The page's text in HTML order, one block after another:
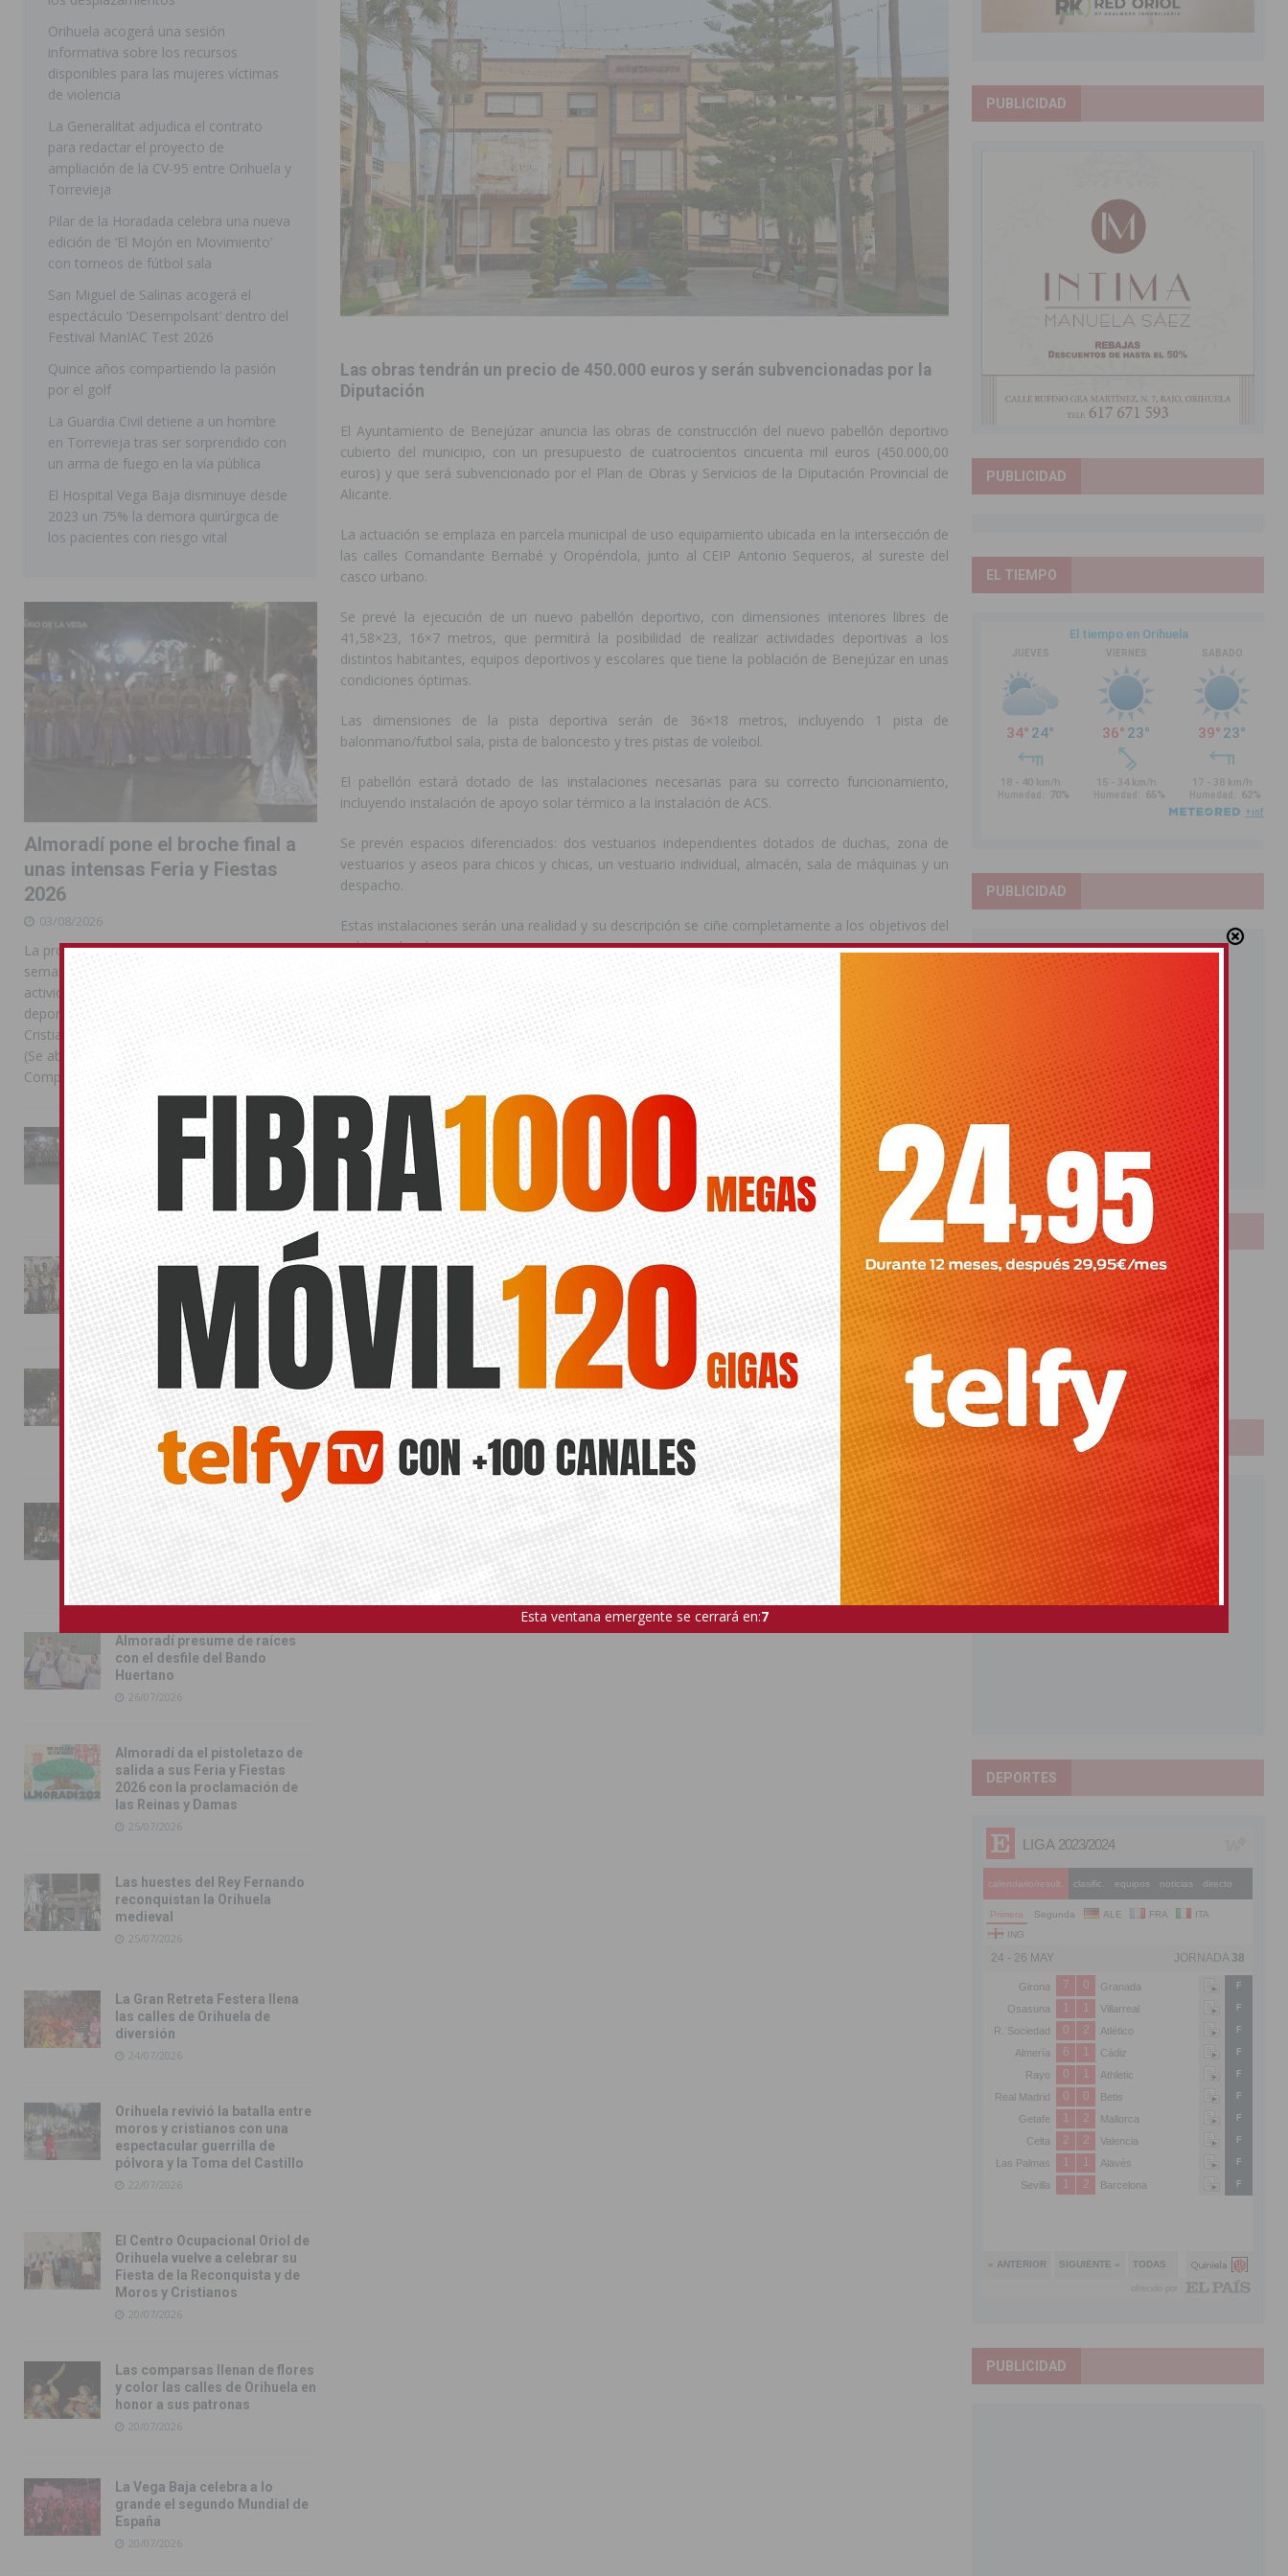
ROJALES
[ 05/08/2026 ] Bigastro celebra hoy el tercer día de vaquillas dentro de sus Fiestas Patronales en honor a San Joaquín 2026
[ 05/08/2026 ] El pulso urbano de JC Reyes desembarca en Torrevieja de la mano de La Trend Festival
TORREVIEJA
[ 04/08/2026 ] Incendio de matorrales en Albatera moviliza medios terrestres y aéreos
COMARCA
Los Montesinos clausura con éxito el curso de Monitor de Comedor Escolar, Aula Matinal y Ruta Escolar del
Programa Integra
MONTESINOS
[ 05/08/2026 ]
Orihuela ultima diferentes soluciones para garantizar la seguridad y la continuidad educativa del alumnado del
[ 05/08/2026 ] Torrevieja presenta su programación de finales de 2026 tras superar los 78.000 espectadores
TORREVIEJA
los desplazamientos
[ 05/08/2026 ]
Orihuela acogerá una sesión informativa sobre los recursos disponibles para las mujeres víctimas de violencia
ORIHUELA
Las obras tendrán un precio de 450.000 euros y serán subvencionadas por la
Diputación
El Ayuntamiento de Benejúzar anuncia las obras de construcción del nuevo pabellón deportivo
cubierto del municipio, con un presupuesto de cuatrocientos cincuenta mil euros (450.000,00
euros) y que será subvencionado por el Plan de Obras y Servicios de la Diputación Provincial de
Alicante.
La actuación se emplaza en parcela municipal de uso equipamiento ubicada en la intersección de
las calles Comandante Bernabé y Oropéndola, junto al CEIP Antonio Sequeros, al sureste del
casco urbano.
Se prevé la ejecución de un nuevo pabellón deportivo, con dimensiones interiores libres de
41,58×23, 16×7 metros, que permitirá la posibilidad de realizar actividades deportivas a los
distintos habitantes, equipos deportivos y escolares que tiene la población de Benejúzar en unas
condiciones óptimas.
Las dimensiones de la pista deportiva serán de 36×18 metros, incluyendo 1 pista de
balonmano/futbol sala, pista de baloncesto y tres pistas de voleibol.
El pabellón estará dotado de las instalaciones necesarias para su correcto funcionamiento,
incluyendo instalación de apoyo solar térmico a la instalación de ACS.
Se prevén espacios diferenciados: dos vestuarios independientes dotados de duchas, zona de
vestuarios y aseos para chicos y chicas, un vestuario individual, almacén, sala de máquinas y un
despacho.
Estas instalaciones serán una realidad y su descripción se ciñe completamente a los objetivos del
gobierno local.
Compártelo:
También puede interesar
No related posts.
OBRAS BENEJUZAR
ANTERIOR
Una operación antidroga se salda
con varios detenidos en La
Campaneta
SIGUIENTE
Nace una plataforma en la Vega
Baja contra el recorte de las
pensiones
Orihuela acogerá una sesión
informativa sobre los recursos
disponibles para las mujeres víctimas
de violencia
La Generalitat adjudica el contrato
para redactar el proyecto de
ampliación de la CV-95 entre Orihuela y
Torrevieja
Pilar de la Horadada celebra una nueva
edición de ‘El Mojón en Movimiento’
con torneos de fútbol sala
San Miguel de Salinas acogerá el
espectáculo ‘Desempolsant’ dentro del
Festival ManIAC Test 2026
Quince años compartiendo la pasión
por el golf
La Guardia Civil detiene a un hombre
en Torrevieja tras ser sorprendido con
un arma de fuego en la vía pública
El Hospital Vega Baja disminuye desde
2023 un 75% la demora quirúrgica de
los pacientes con riesgo vital
Almoradí pone el broche final a
unas intensas Feria y Fiestas
2026
03/08/2026
La programación reunió durante más de una
semana actos institucionales, conciertos,
actividades familiares, competiciones
deportivas y las celebraciones de Moros y
Cristianos Compártelo: Comparte en Facebook
(Se abre en una ventana nueva) Facebook
Compartir en
La Entrada Cristiana llena de
esplendor las calles de
Almoradí en una multitudinaria
jornada festera
02/08/2026
La magia de la Entrada Mora
conquista las calles de
Almoradí
01/08/2026
La fiesta se adueña de
Almoradí con la presentación
de los cargos festeros y la
toma del castillo
31/07/2026
Pilar de la Horadada
conmemora con emoción el
40º aniversario de su
independencia como municipio
Almoradí presume de raíces
con el desfile del Bando
Huertano
26/07/2026
Almoradí da el pistoletazo de
salida a sus Feria y Fiestas
2026 con la proclamación de
las Reinas y Damas
25/07/2026
Las huestes del Rey Fernando
reconquistan la Orihuela
medieval
25/07/2026
La Gran Retreta Festera llena
las calles de Orihuela de
diversión
24/07/2026
Orihuela revivió la batalla entre
moros y cristianos con una
espectacular guerrilla de
pólvora y la Toma del Castillo
22/07/2026
El Centro Ocupacional Oriol de
Orihuela vuelve a celebrar su
Fiesta de la Reconquista y de
Moros y Cristianos
20/07/2026
Las comparsas llenan de flores
y color las calles de Orihuela en
honor a sus patronas
20/07/2026
La Vega Baja celebra a lo
grande el segundo Mundial de
España
20/07/2026
PUBLICIDAD
PUBLICIDAD
EL TIEMPO
PUBLICIDAD
LOTERIAS
Bonoloto
Primitiva
El Gordo
Euromillones
Loteria
Once
PUBLICIDAD
DEPORTES
PUBLICIDAD
Esta ventana emergente se cerrará en:5